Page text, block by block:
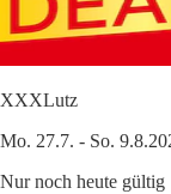
XXXLutz
Mo. 27.7. - So.
Nur noch heute gültig